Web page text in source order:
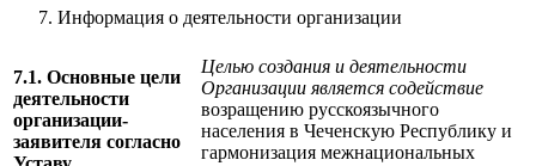
Информация о деятельности организации
7.1. Основные цели
деятельности
организации-
заявителя согласно
Целью создания и деятельности
Организации является содействие
возращению русскоязычного
населения в Чеченскую Республику и
гармонизация межнациональных